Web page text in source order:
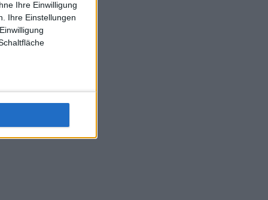
Ihre Einwilligung
Ihre Einstellungen
L-Struff wahrscheinlich morge 3 Spiele absolvieren (2.
1x Doppel) dank der hervorragenden Unterstützung
für F-A-A